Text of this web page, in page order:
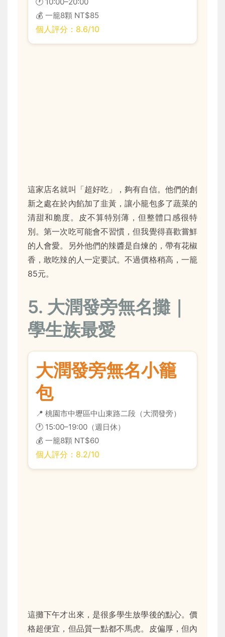
💰 一籠8顆 NT$85
個人評分：8.6/10
這家店名就叫「超好吃」，夠有自信。他們的創
新之處在於內餡加了韭黃，讓小籠包多了蔬菜的
清甜和脆度。皮不算特別薄，但整體口感很特
別。第一次吃可能會不習慣，但我覺得喜歡嘗鮮
的人會愛。另外他們的辣醬是自煉的，帶有花椒
香，敢吃辣的人一定要試。不過價格稍高，一籠
85元。
5. 大潤發旁無名攤｜
學生族最愛
大潤發旁無名小籠
包
📍 桃園市中壢區中山東路二段（大潤發旁）
🕐 15:00–19:00（週日休）
💰 一籠8顆 NT$60
個人評分：8.2/10
這攤下午才出來，是很多學生放學後的點心。價
格超便宜，但品質一點都不馬虎。皮偏厚，但內